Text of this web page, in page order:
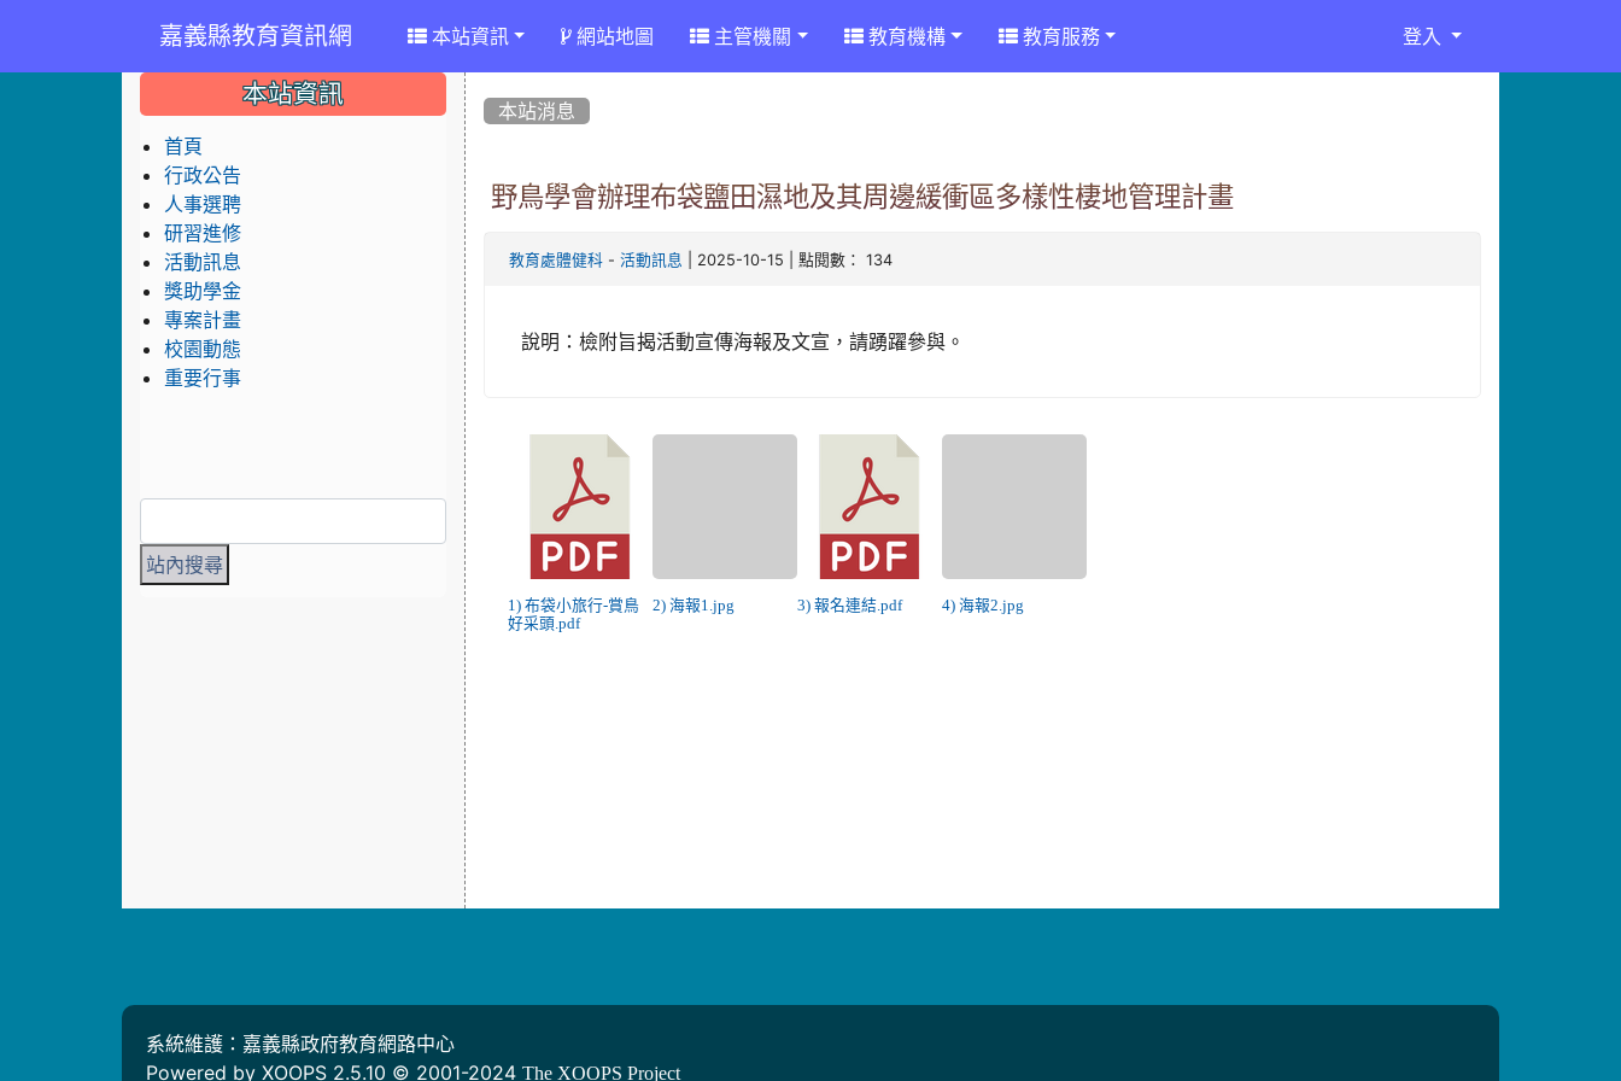
嘉義縣教育資訊網 本站資訊 網站地圖 主管機關 教育機構 教育服務 登入
本站消息
野鳥學會辦理布袋鹽田濕地及其周邊緩衝區多樣性棲地管理計畫
教育處體健科 -活動訊息 | 2025-10-15 | 點閱數： 134
說明：檢附旨揭活動宣傳海報及文宣，請踴躍參與。
1) 布袋小旅行-賞鳥
好采頭.pdf
2) 海報1.jpg 3) 報名連結.pdf 4) 海報2.jpg
::: 本站資訊
首頁
行政公告
人事選聘
研習進修
活動訊息
獎助學金
專案計畫
校園動態
重要行事
系統維護：嘉義縣政府教育網路中心
Powered by XOOPS 2.5.10 © 2001-2024 The XOOPS Project